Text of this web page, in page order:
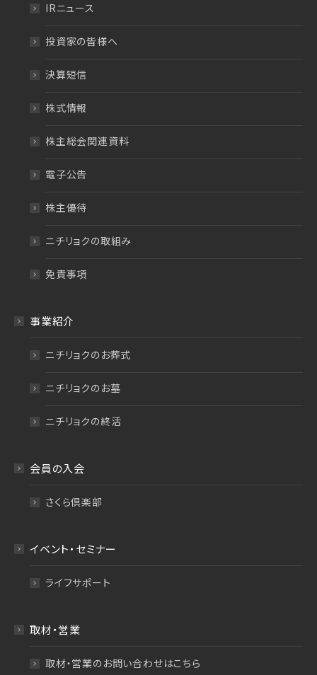
IRニュース
投資家の皆様へ
決算短信
株式情報
株主総会関連資料
電子公告
株主優待
ニチリョクの取組み
免責事項
事業紹介
ニチリョクのお葬式
ニチリョクのお墓
ニチリョクの終活
会員の入会
さくら倶楽部
イベント・セミナー
ライフサポート
取材・営業
取材・営業のお問い合わせはこちら